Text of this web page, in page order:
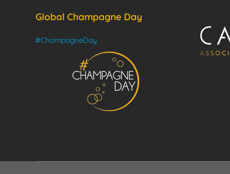
Global Champagne Day
#ChampagneDay